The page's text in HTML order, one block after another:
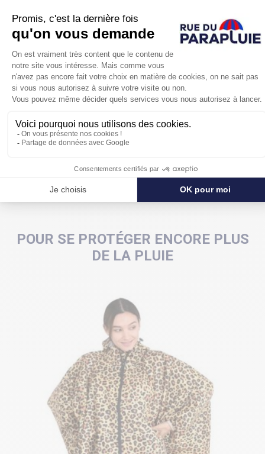
n'importe quel âge, qu'on ait 7 ou 77 ans.
Le plus pratique de ce parapluie transparent cloche :
vous pourrez l'emmener avec vous tous les jours, mais
il sera tout aussi adapté pour un évènement tel un
mariage. Le parapluie cloche transparent à liseret
blanc protègera les mariés sans gêner pour les photos.
POUR SE PROTÉGER ENCORE PLUS
DE LA PLUIE